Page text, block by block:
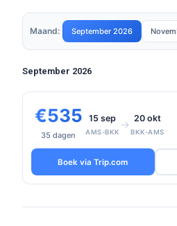
Maand: September 2026
September 2026
€535
35 dagen
15 sep
AMS-BKK
→ 20 okt
BKK-AMS
Boek via Trip.com